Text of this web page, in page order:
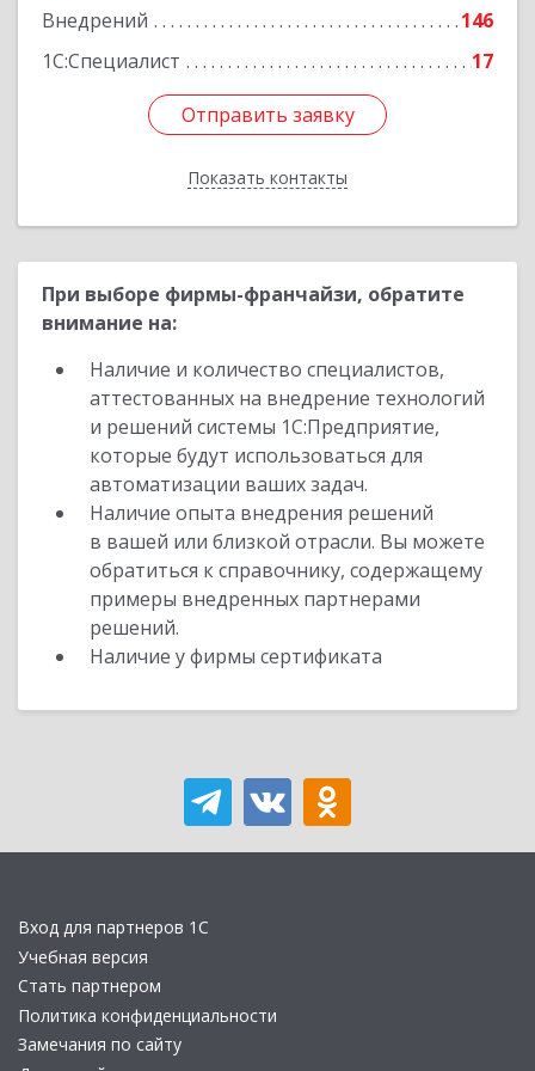
Внедрений
146
1С:Специалист
17
Отправить заявку
Показать контакты
Отправить заявку
Назад
При выборе фирмы-франчайзи, обратите
внимание на:
Наличие и количество специалистов,
аттестованных на внедрение технологий
и решений системы 1С:Предприятие,
которые будут использоваться для
автоматизации ваших задач.
Наличие опыта внедрения решений
в вашей или близкой отрасли. Вы можете
обратиться к справочнику, содержащему
примеры внедренных партнерами
решений.
Наличие у фирмы сертификата
Вход для партнеров 1С
Учебная версия
Стать партнером
Политика конфиденциальности
Замечания по сайту